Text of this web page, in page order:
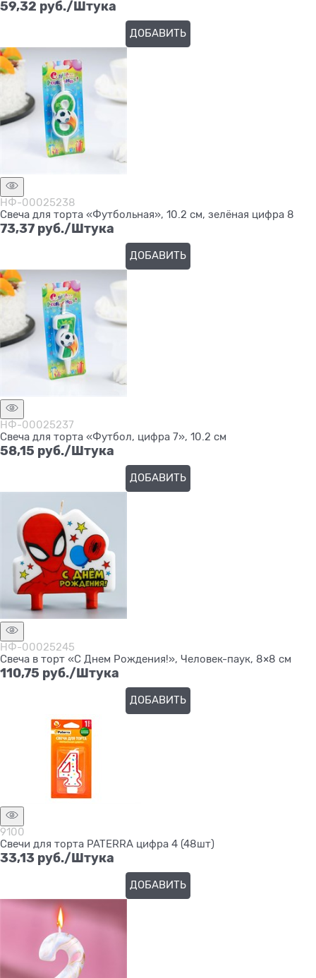
59,32 руб./Штука
ДОБАВИТЬ
НФ-00025238
Свеча для торта «Футбольная», 10.2 см, зелёная цифра 8
73,37 руб./Штука
ДОБАВИТЬ
НФ-00025237
Свеча для торта «Футбол, цифра 7», 10.2 см
58,15 руб./Штука
ДОБАВИТЬ
НФ-00025245
Свеча в торт «С Днем Рождения!», Человек-паук, 8×8 см
110,75 руб./Штука
ДОБАВИТЬ
9100
Свечи для торта PATERRA цифра 4 (48шт)
33,13 руб./Штука
ДОБАВИТЬ